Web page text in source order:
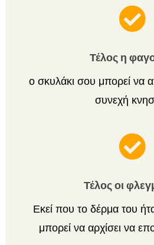

Τέλος η
ο σκυλάκι σου μπορεί να
συνεχή

Τέλος οι
Εκεί που το δέρμα του
μπορεί να αρχίσει να